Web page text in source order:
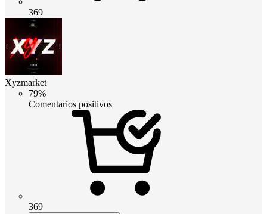
369
Xyzmarket
79%
Comentarios positivos
369